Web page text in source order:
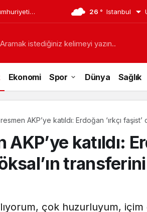
operasyon: 26 ° Istanbul
Aramak istediğiniz kelimeyi yazın..
Ekonomi Spor Dünya Sağlık
AKP’ye katıldı: Erdoğan ‘ırkçı faşist’
katıldı:
çok huzurluyum,